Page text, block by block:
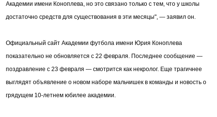
Академии имени Коноплева, но это связано только с тем, что у школы
достаточно средств для существования в эти месяцы", — заявил он.
Официальный сайт Академии футбола имени Юрия Коноплева
показательно не обновляется с 22 февраля. Последнее сообщение —
поздравление с 23 февраля — смотрится как некролог. Еще трагичнее
выглядят объявление о новом наборе мальчишек в команды и новость о
грядущем 10-летнем юбилее академии.